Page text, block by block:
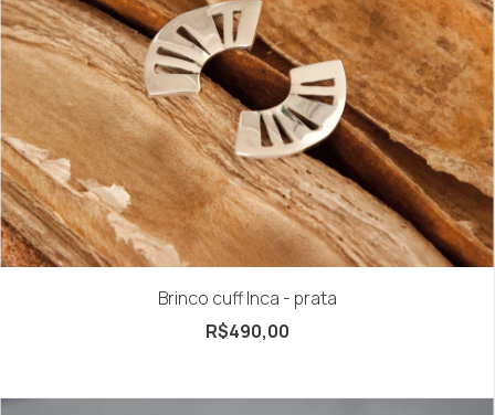
Brinco cuff Inca - prata
R$490,00